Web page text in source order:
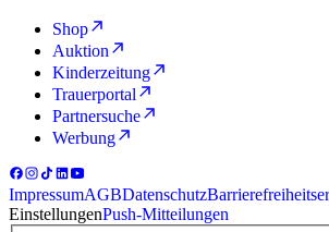
Shop
Auktion
Kinderzeitung
Trauerportal
Partnersuche
Werbung
ImpressumAGBDatenschutz
EinstellungenPush-Mitteilungen